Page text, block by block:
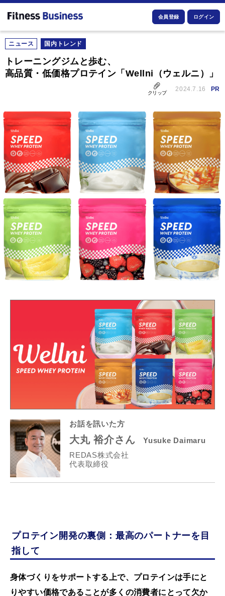
会員登録 ログイン
ニュース 国内トレンド
トレーニングジムと歩む、
高品質・低価格プロテイン「Wellni（ウェルニ）」
クリップ
2024.7.16 PR
お話を訊いた方
大丸 裕介さん Yusuke Daimaru
REDAS株式会社
代表取締役
プロテイン開発の裏側：最高のパートナーを目
指して
身体づくりをサポートする上で、プロテインは手にと
りやすい価格であることが多くの消費者にとって欠か